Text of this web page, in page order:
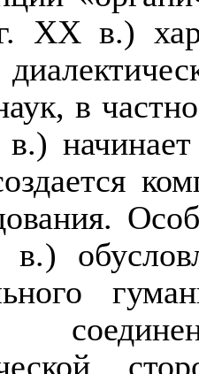
ХХ в.)
, в
начинает